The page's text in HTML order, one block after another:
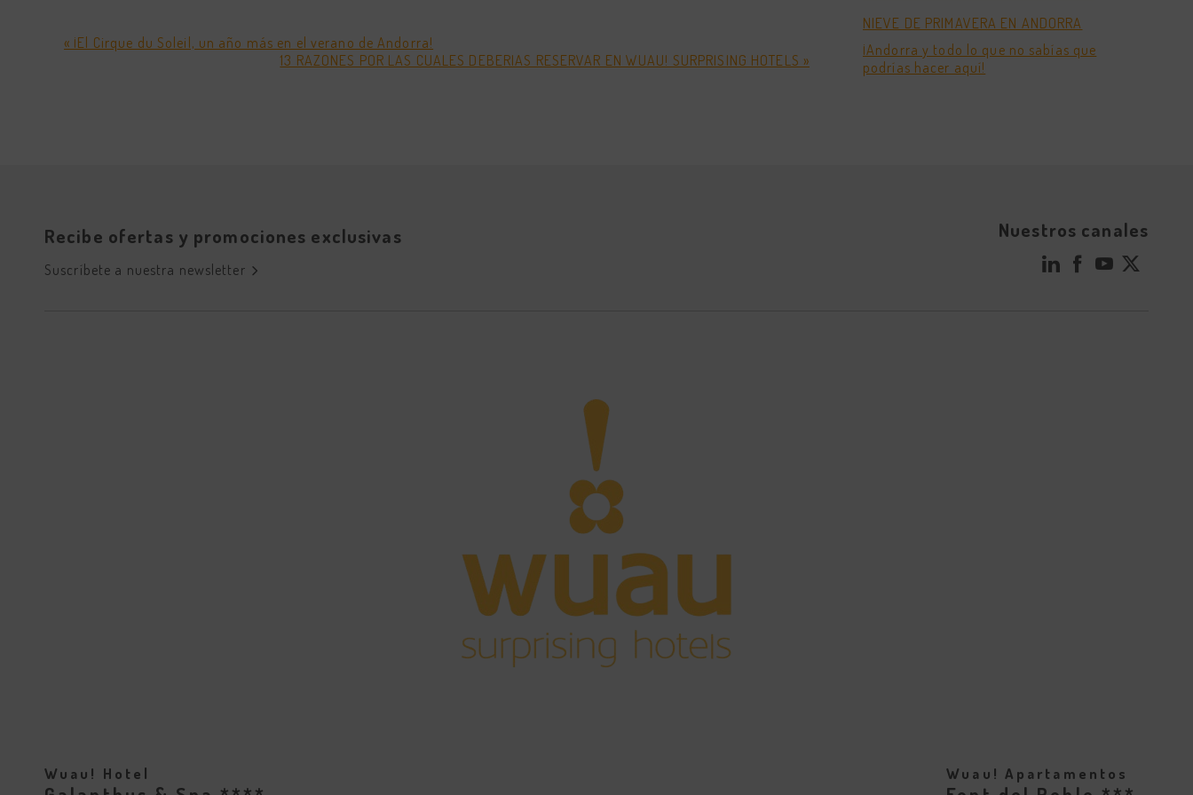
« ¡El Cirque du Soleil, un año más en el verano de Andorra!
13 RAZONES POR LAS CUALES DEBERIAS RESERVAR EN WUAU! SURPRISING HOTELS »
NIEVE DE PRIMAVERA EN ANDORRA
¡Andorra y todo lo que no sabías que
podrías hacer aquí!
Recibe ofertas y promociones exclusivas
Suscríbete a nuestra newsletter
Nuestros canales
Wuau! Hotel Wuau! Apartamentos